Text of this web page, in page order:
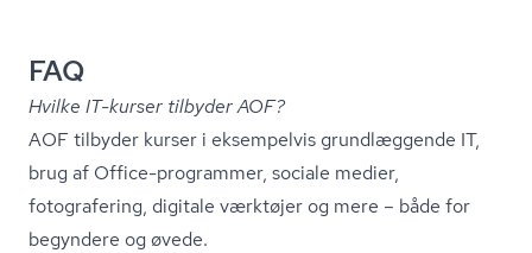
FAQ
Hvilke IT-kurser tilbyder AOF?
AOF tilbyder kurser i eksempelvis grundlæggende IT,
brug af Office-programmer, sociale medier,
fotografering, digitale værktøjer og mere – både for
begyndere og øvede.